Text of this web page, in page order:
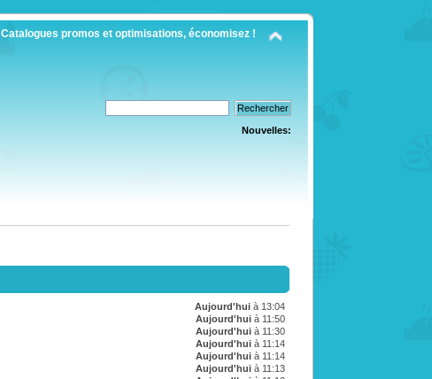
Catalogues promos et optimisations, économisez !
Nouvelles:
Aujourd'huià 13:04
Aujourd'huià 11:50
Aujourd'huià 11:30
Aujourd'huià 11:14
Aujourd'huià 11:14
Aujourd'huià 11:13